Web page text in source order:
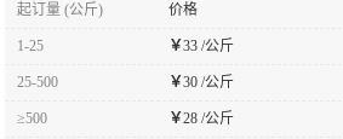
起订量 (公斤) 价格
1-25 ￥33 /公斤
25-500 ￥30 /公斤
≥500 ￥28 /公斤